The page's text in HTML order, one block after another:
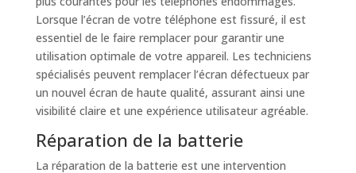
Lorsque l’écran de votre téléphone est fissuré, il est
essentiel de le faire remplacer pour garantir une
utilisation optimale de votre appareil. Les techniciens
spécialisés peuvent remplacer l’écran défectueux par
un nouvel écran de haute qualité, assurant ainsi une
visibilité claire et une expérience utilisateur agréable.
Réparation de la batterie
La réparation de la batterie est une intervention